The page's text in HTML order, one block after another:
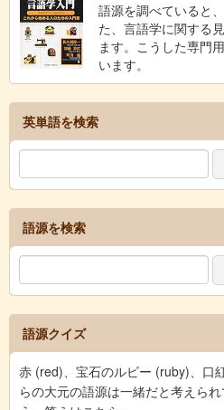
語源を調べていると
た、言語学に関する
ます。こうした専門
います。
英単語を検索
語源を検索
語源クイズ
赤 (red)、宝石のルビー (ruby)、口
らの大元の語源は一緒だと考えら